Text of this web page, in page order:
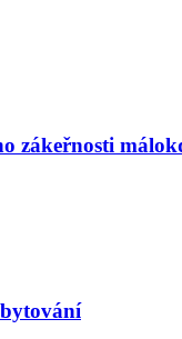
zákeřnosti